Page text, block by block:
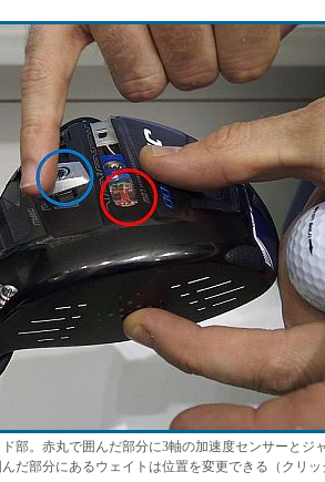
部。赤丸で囲んだ部分に3軸の加速度センサーとジ
だ部分にあるウェイトは位置を変更できる（クリッ